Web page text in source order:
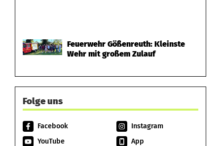
Feuerwehr Gößenreuth: Kleinste
Wehr mit großem Zulauf
Folge uns
Facebook
Instagram
YouTube
App